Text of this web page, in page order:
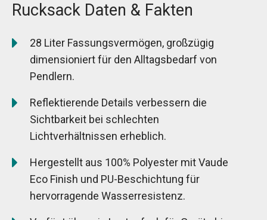
Rucksack Daten & Fakten
28 Liter Fassungsvermögen, großzügig
dimensioniert für den Alltagsbedarf von
Pendlern.
Reflektierende Details verbessern die
Sichtbarkeit bei schlechten
Lichtverhältnissen erheblich.
Hergestellt aus 100% Polyester mit Vaude
Eco Finish und PU-Beschichtung für
hervorragende Wasserresistenz.